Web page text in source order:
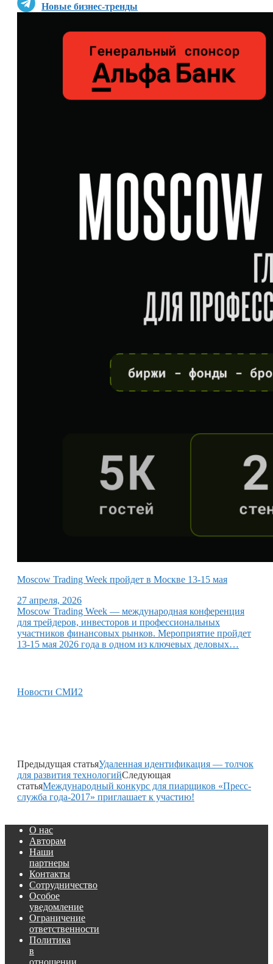
Новые бизнес-тренды
Moscow Trading Week пройдет в Москве 13-15 мая
27 апреля, 2026
Moscow Trading Week — международная конференция
для трейдеров, инвесторов и профессиональных
участников финансовых рынков. Мероприятие пройдет
13-15 мая 2026 года в одном из ключевых деловых…
Новости СМИ2
Предыдущая статьяУдаленная идентификация — толчок
для развития технологийСледующая
статьяМеждународный конкурс для пиарщиков «Пресс-
служба года-2017» приглашает к участию!
О нас
Авторам
Наши
партнеры
Контакты
Сотрудничество
Особое
уведомление
Ограничение
ответственности
Политика
в
отношении